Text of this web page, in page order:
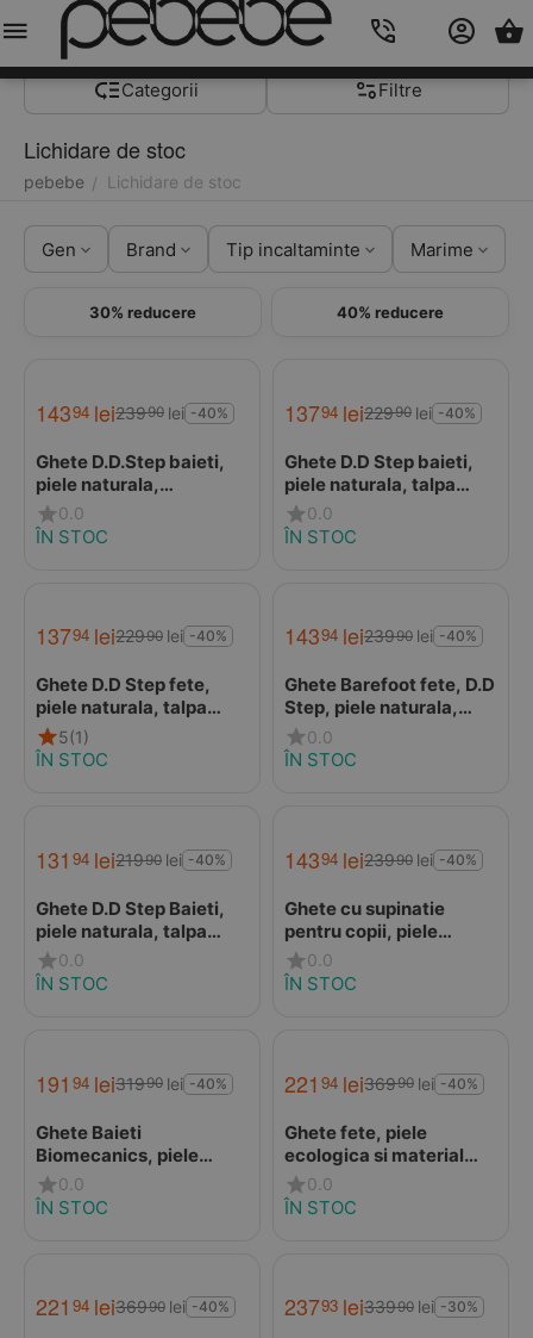
Categorii Filtre
Lichidare de stoc
pebebe / Lichidare de stoc
Gen Brand Tip incaltaminte Marime
30% reducere 40% reducere
14394 lei23990 lei -40%
Ghete D.D.Step baieti,
piele naturala,
imblanite, khaki,
dinozaur
0.0
ÎN STOC
13794 lei22990 lei -40%
Ghete D.D Step baieti,
piele naturala, talpa
flexibila, imblanite,
maro cu avioane
0.0
ÎN STOC
13794 lei22990 lei -40%
Ghete D.D Step fete,
piele naturala, talpa
flexibila, imblanite,
bleumarin cu flori si
5(1)
ÎN STOC
14394 lei23990 lei -40%
Ghete Barefoot fete, D.D
Step, piele naturala,
captuseala din blana,
albastru sidef, curcubeu
0.0
ÎN STOC
131 94 lei21990 lei -40%
Ghete D.D Step Baieti,
piele naturala, talpa
flexibila, captuseala
textila, gri, masinuta
0.0
ÎN STOC
14394 lei23990 lei -40%
Ghete cu supinatie
pentru copii, piele
naturala, talpa ferma,
captuseala blana
0.0
ÎN STOC
191 94 lei31990 lei -40%
Ghete Baieti
Biomecanics, piele
naturala, primii pași,
captuseala lana
0.0
ÎN STOC
221 94 lei36990 lei -40%
Ghete fete, piele
ecologica si material
impermeabil,
Bioevolution Xtrem, roz,
0.0
ÎN STOC
221 94 lei36990 lei -40% 23793 lei33990 lei -30%
Meniu Caută Cos